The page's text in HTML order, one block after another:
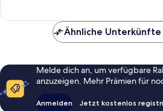
Bewertungen
Ähnliche
Melde dich an, um verfügbare
anzuzeigen. Mehr Prämien für
Anmelden Jetzt kostenlos